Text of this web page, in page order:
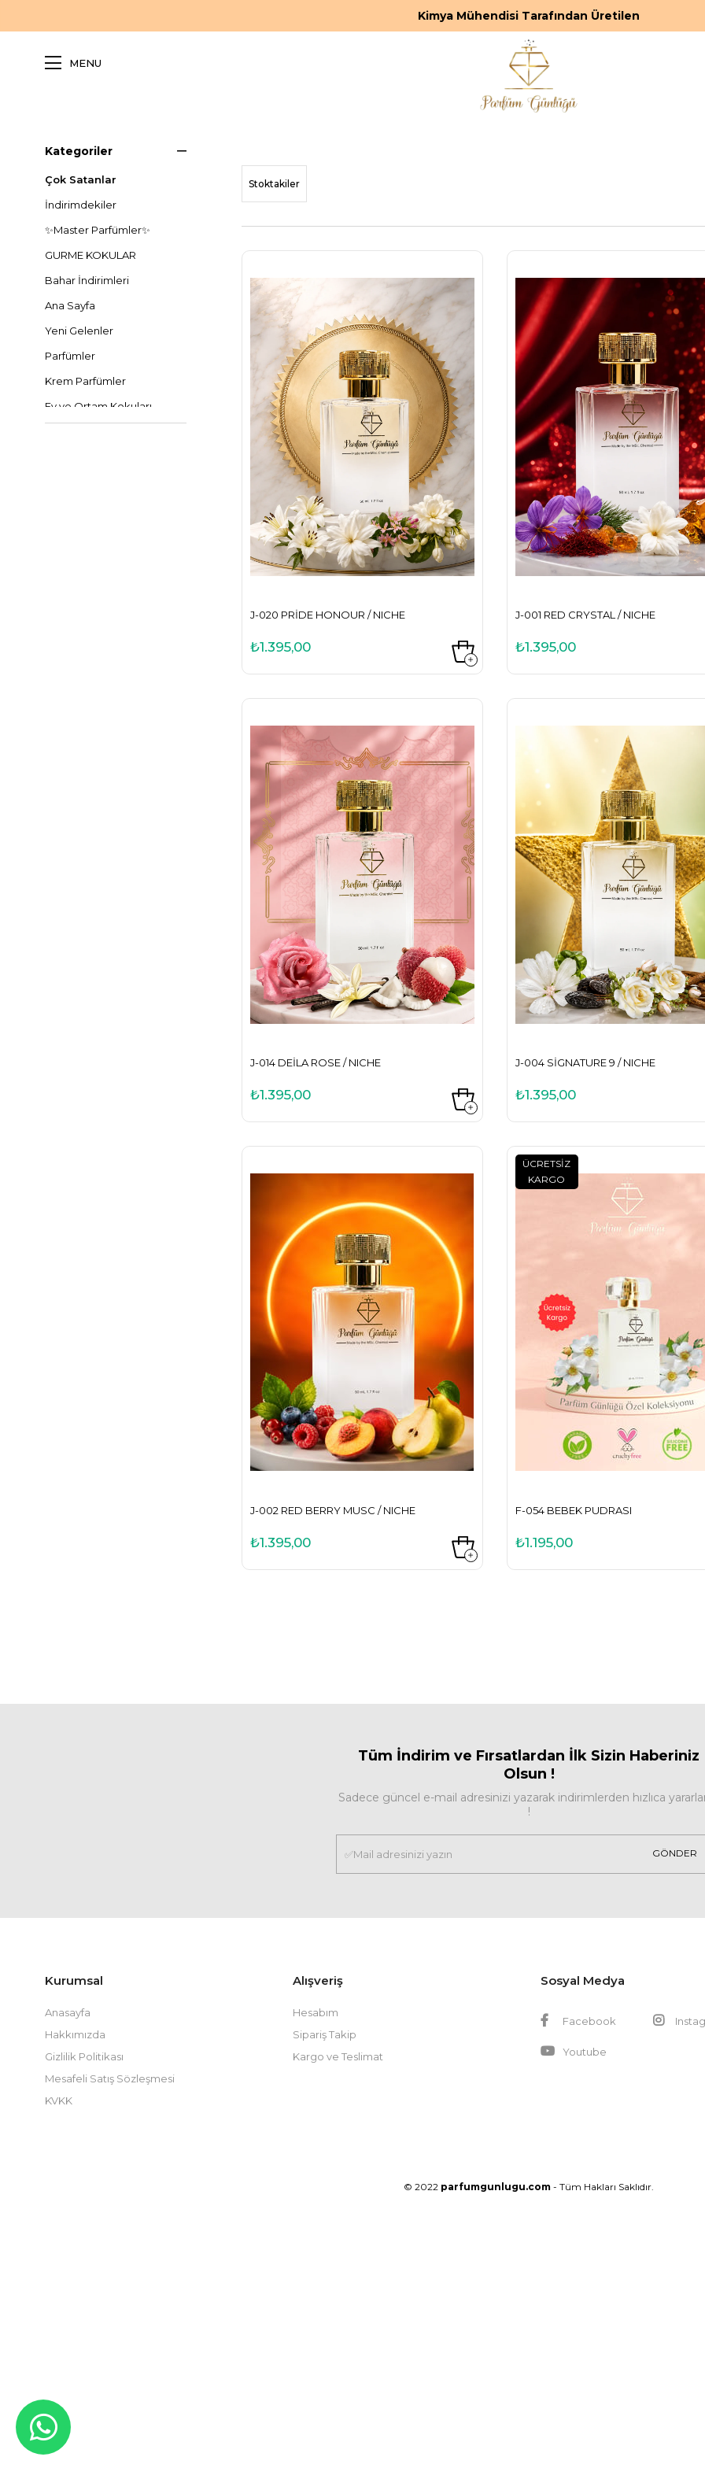
Kimya Mühendisi Tarafından Üretilen
MENU
Kategoriler
Çok Satanlar
İndirimdekiler
✨Master Parfümler✨
GURME KOKULAR
Bahar İndirimleri
Ana Sayfa
Yeni Gelenler
Parfümler
Krem Parfümler
Ev ve Ortam Kokuları
Stoktakiler
J-020 PRIDE HONOUR / NICHE
₺1.395,00
J-001 RED CRYSTAL / NICHE
₺1.395,00
J-014 DEILA ROSE / NICHE
₺1.395,00
J-004 SIGNATURE 9 / NICHE
₺1.395,00
J-002 RED BERRY MUSC / NICHE
₺1.395,00
F-054 BEBEK PUDRASI
₺1.195,00
ÜCRETSIZ
KARGO
Tüm İndirim ve Fırsatlardan İlk Sizin Haberiniz
Olsun !
Sadece güncel e-mail adresinizi yazarak indirimlerden hızlıca
!
GÖNDER
Kurumsal
Anasayfa
Hakkımızda
Gizlilik Politikası
Mesafeli Satış Sözleşmesi
KVKK
Alışveriş
Hesabım
Sipariş Takip
Kargo ve Teslimat
Sosyal Medya
Facebook
Youtube
© 2022 parfumgunlugu.com - Tüm Hakları Saklıdır.